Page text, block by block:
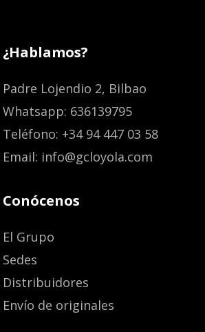
¿Hablamos?
Padre Lojendio 2, Bilbao
Whatsapp: 636139795
Teléfono: +34 94 447 03 58
Email: info@gcloyola.com
Conócenos
El Grupo
Sedes
Distribuidores
Envío de originales